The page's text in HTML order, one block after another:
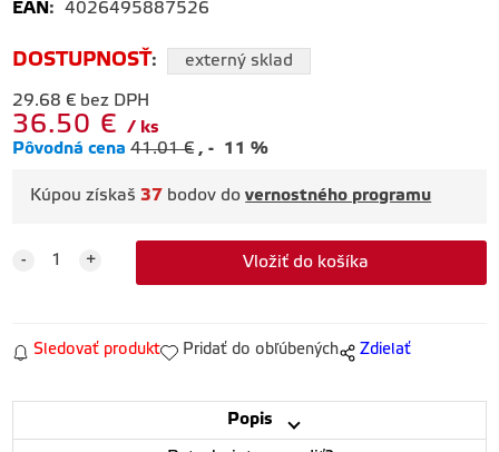
EAN : 4026495887526
DOSTUPNOSŤ: externý sklad
29.68 € bez DPH
36.50 €
ks
Pôvodná cena 41.01€ - 11 %
Kúpou získaš37 bodov dovernostného programu
Sledovať produkt Pridať do obľúbených Zdielať
Popis